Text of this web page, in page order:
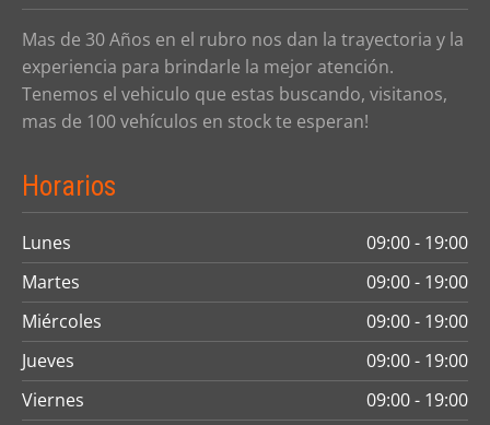
Mas de 30 Años en el rubro nos dan la trayectoria y la
experiencia para brindarle la mejor atención.
Tenemos el vehiculo que estas buscando, visitanos,
mas de 100 vehículos en stock te esperan!
Horarios
Lunes
09:00 - 19:00
Martes
09:00 - 19:00
Miércoles
09:00 - 19:00
Jueves
09:00 - 19:00
Viernes
09:00 - 19:00